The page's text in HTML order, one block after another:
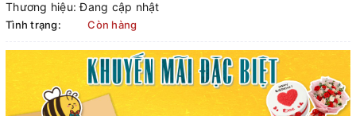
Thương hiệu: Đang cập nhật
Tình trạng: Còn hàng